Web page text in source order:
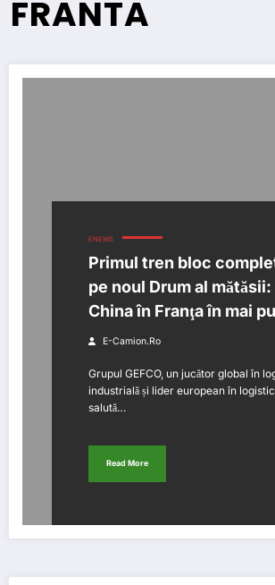
FRANTA
ENEWS
Primul tren bloc
pe noul Drum al mătăsii:
China în Franţa în mai
săptămâni
E-Camion.ro
Grupul GEFCO, un jucător global în
industrială și lider european în
salută…
Read More